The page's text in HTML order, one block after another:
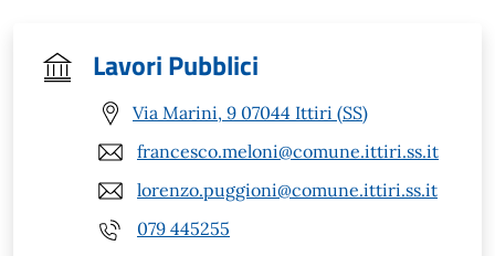
Lavori Pubblici
Via Marini, 9 07044 Ittiri (SS)
francesco.meloni@comune.ittiri.ss.it
lorenzo.puggioni@comune.ittiri.ss.it
079 445255